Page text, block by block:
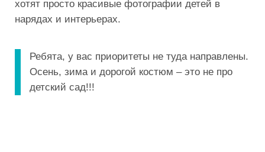
хотят просто красивые фотографии детей в
нарядах и интерьерах.
Ребята, у вас приоритеты не туда направлены.
Осень, зима и дорогой костюм – это не про
детский сад!!!